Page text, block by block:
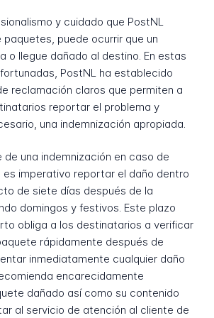
y cuidado que PostNL
paquetes, puede ocurrir que un
o llegue dañado al destino. En estas
PostNL ha establecido
reclamación claros que permiten a
reportar el problema y
una indemnización apropiada.
de una indemnización en caso de
imperativo reportar el daño dentro
de siete días después de la
domingos y festivos. Este plazo
obliga a los destinatarios a verificar
rápidamente después de
inmediatamente cualquier daño
encarecidamente
dañado así como su contenido
al servicio de atención al cliente de